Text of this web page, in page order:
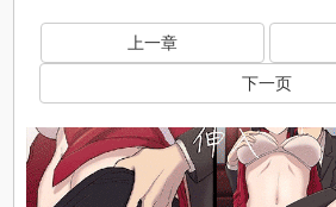
上一章
下一页